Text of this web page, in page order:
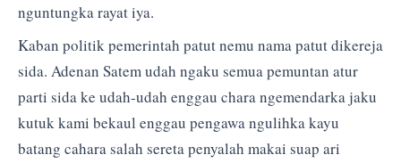
nguntungka rayat iya.
Kaban politik pemerintah patut nemu nama patut dikereja
sida. Adenan Satem udah ngaku semua pemuntan atur
parti sida ke udah-udah enggau chara ngemendarka jaku
kutuk kami bekaul enggau pengawa ngulihka kayu
batang cahara salah sereta penyalah makai suap ari